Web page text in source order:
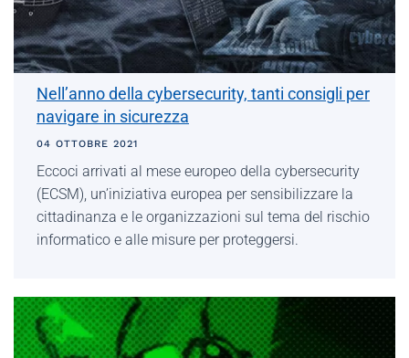
Nell’anno della cybersecurity, tanti consigli per
navigare in sicurezza
04 OTTOBRE 2021
Eccoci arrivati al mese europeo della cybersecurity
(ECSM), un’iniziativa europea per sensibilizzare la
cittadinanza e le organizzazioni sul tema del rischio
informatico e alle misure per proteggersi.